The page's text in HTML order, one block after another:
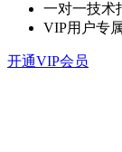
一对一技术
VIP用户专
开通VIP会员